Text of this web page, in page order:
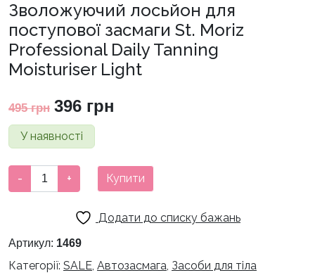
Зволожуючий лосьйон для
поступової засмаги St. Moriz
Professional Daily Tanning
Moisturiser Light
495грн Оригінальна
ціна:
396 грн
У наявності
Зволожуючий
лосьйон
засмаги
- + Купити
Додати до списку бажань
Артикул: 1469
Категорії: SALE, Автозасмага, Засоби для тіла